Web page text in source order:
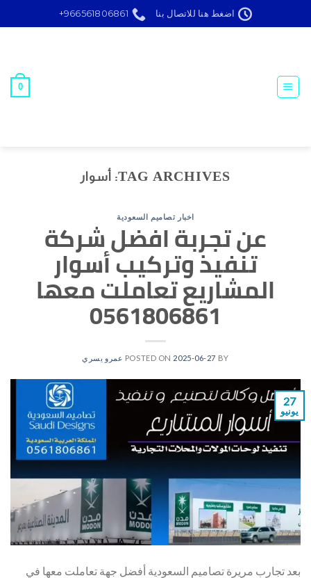
to
اضغط هنا للاتصال بنا 966561806861+
0
TAG ARCHIVES: أسوار
اخبار تصاميم السعودية
عن تجربة افضل شركة
تنفيذ وتركيب أسوار
المشاريع تعاملت معها
0561806861
POSTED ON 2025-06-27 BY عمرو يسري
27
يونيو
بعد تجارب مريرة تصاميم السعودية أفضل جهة تعاملت معها في